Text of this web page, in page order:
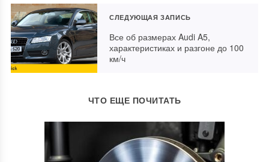
СЛЕДУЮЩАЯ ЗАПИСЬ
Все об размерах Audi A5,
характеристиках и разгоне до 100
км/ч
ЧТО ЕЩЕ ПОЧИТАТЬ